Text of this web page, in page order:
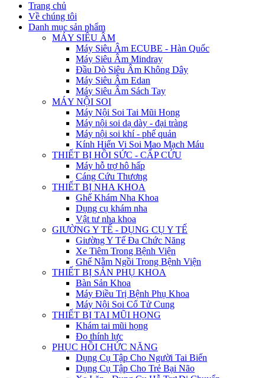
Trang chủ
Về chúng tôi
Danh mục sản phẩm
MÁY SIÊU ÂM
Máy Siêu Âm ECUBE - Hàn Quốc
Máy Siêu Âm Mindray
Đầu Dò Siêu Âm Không Dây
Máy Siêu Âm Edan
Máy Siêu Âm Sách Tay
MÁY NỘI SOI
Máy Nội Soi Tai Mũi Họng
Máy nội soi dạ dày - đại tràng
Máy nội soi khí - phế quản
Kính Hiển Vi Soi Mao Mạch Máu
THIẾT BỊ HỒI SỨC - CẤP CỨU
Máy hỗ trợ hô hấp
Cáng Cứu Thương
THIẾT BỊ NHA KHOA
Ghế Khám Nha Khoa
Dụng cụ khám nha
Vật tư nha khoa
GIƯỜNG Y TẾ - DỤNG CỤ Y TẾ
Giường Y Tế Đa Chức Năng
Xe Tiêm Trong Bệnh Viện
Ghế Nằm Ngồi Trong Bệnh Viện
THIẾT BỊ SẢN PHỤ KHOA
Bàn Sản Khoa
Máy Điều Trị Bệnh Phụ Khoa
Máy Nội Soi Cổ Tử Cung
THIẾT BỊ TAI MŨI HỌNG
Khám tai mũi họng
Đo thính lực
PHỤC HỒI CHỨC NĂNG
Dụng Cụ Tập Cho Người Tai Biến
Dụng Cụ Tập Cho Trẻ Bại Não